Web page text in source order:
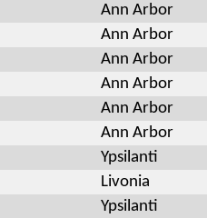
Ann Arbor
Ann Arbor
Ann Arbor
Ann Arbor
Ann Arbor
Ann Arbor
Ypsilanti
Livonia
Ypsilanti